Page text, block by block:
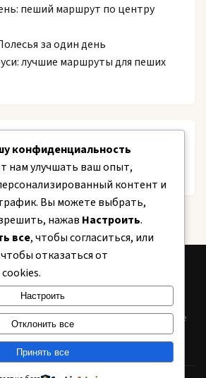
пеший маршрут по центру
за один день
лучшие маршруты для пеших
для просмотра.
Беларуси. Новости, аналитика, полезные
конфиденциальность
нам улучшать ваш опыт,
контент и
Вы можете выбрать,
нажав Настроить.
все, чтобы согласиться, или
отказаться от
Настроить
Отклонить все
Принять все